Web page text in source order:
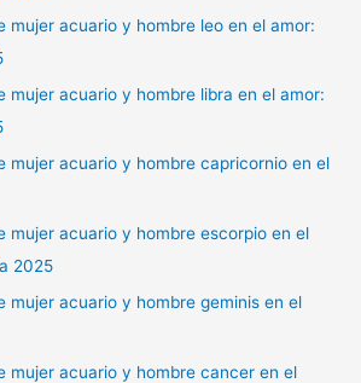
mujer acuario y hombre leo en el amor:
mujer acuario y hombre libra en el amor:
mujer acuario y hombre capricornio en el
mujer acuario y hombre escorpio en el
2025
mujer acuario y hombre geminis en el
mujer acuario y hombre cancer en el